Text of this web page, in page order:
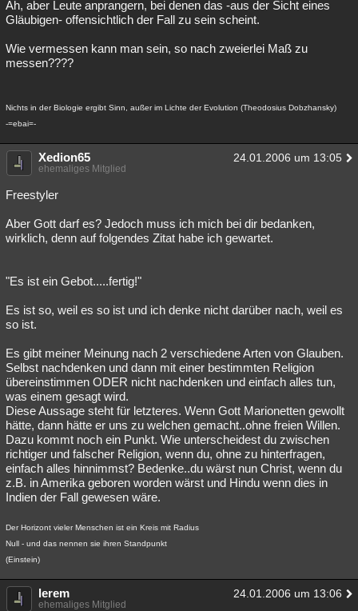
Ah, aber Leute anprangern, bei denen das -aus der Sicht eines
Gläubigen- offensichtlich der Fall zu sein scheint.
Wie vermessen kann man sein, so nach zweierlei Maß zu
messen????
Nichts in der Biologie ergibt Sinn, außer im Lichte der Evolution (Theodosius Dobzhansky)
-=ebai=-
Xedion65 24.01.2006 um 13:05
ehemaliges Mitglied
Freestyler
Aber Gott darf es? Jedoch muss ich mich bei dir bedanken,
wirklich, denn auf folgendes Zitat habe ich gewartet.
"Es ist ein Gebot.....fertig!"
Es ist so, weil es so ist und ich denke nicht darüber nach, weil es
so ist.
Es gibt meiner Meinung nach 2 verschiedene Arten von Glauben.
Selbst nachdenken und dann mit einer bestimmten Religion
übereinstimmen ODER nicht nachdenken und einfach alles tun,
was einem gesagt wird.
Diese Aussage steht für letzteres. Wenn Gott Marionetten gewollt
hätte, dann hätte er uns zu welchen gemacht..ohne freien Willen.
Dazu kommt noch ein Punkt. Wie unterscheidest du zwischen
richtiger und falscher Religion, wenn du, ohne zu hinterfragen,
einfach alles hinnimmst? Bedenke..du wärst nun Christ, wenn du
z.B. in Amerika geboren worden wärst und Hindu wenn dies in
Indien der Fall gewesen wäre.
Der Horizont vieler Menschen ist ein Kreis mit Radius
Null - und das nennen sie ihren Standpunkt
(Einstein)
lerem 24.01.2006 um 13:06
ehemaliges Mitglied